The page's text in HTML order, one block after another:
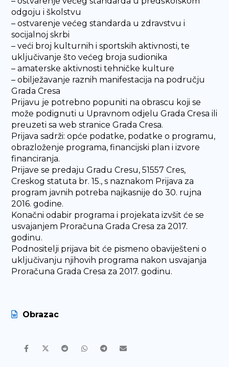
odgoju i školstvu
– ostvarenje većeg standarda u zdravstvu i
socijalnoj skrbi
– veći broj kulturnih i sportskih aktivnosti, te
uključivanje što većeg broja sudionika
– amaterske aktivnosti tehničke kulture
– obilježavanje raznih manifestacija na području
Grada Cresa
Prijavu je potrebno popuniti na obrascu koji se
može podignuti u Upravnom odjelu Grada Cresa ili
preuzeti sa web stranice Grada Cresa.
Prijava sadrži: opće podatke, podatke o programu,
obrazloženje programa, financijski plan i izvore
financiranja.
Prijave se predaju Gradu Cresu, 51557 Cres,
Creskog statuta br. 15., s naznakom Prijava za
program javnih potreba najkasnije do 30. rujna
2016. godine.
Konačni odabir programa i projekata izvšit će se
usvajanjem Proračuna Grada Cresa za 2017.
godinu.
Podnositelji prijava bit će pismeno obaviješteni o
uključivanju njihovih programa nakon usvajanja
Proračuna Grada Cresa za 2017. godinu.
Obrazac